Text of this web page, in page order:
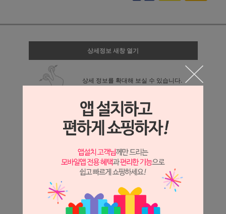
상세정보 새창 열기
상세 정보를 확대해 보실 수 있습니다.